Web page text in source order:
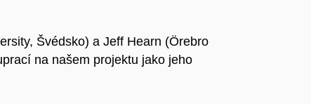
Švédsko) a Jeff Hearn (Örebro
na našem projektu jako jeho